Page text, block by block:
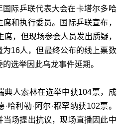
际乒联代表大会在卡塔尔多哈
和执行委员。国际乒联宣布，
席，但现场参会人员发出质疑，
16人，但最终公布的线上票数
选举因此乌龙事件延期。
典人索林在选举中获104票，成
哈利勒·阿尔·穆罕纳获102票。
场提出抗议，现场直播因此中